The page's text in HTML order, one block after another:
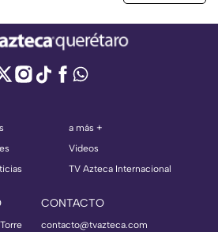
a más +
Videos
TV Azteca Internacional
CONTACTO
contacto@tvazteca.com